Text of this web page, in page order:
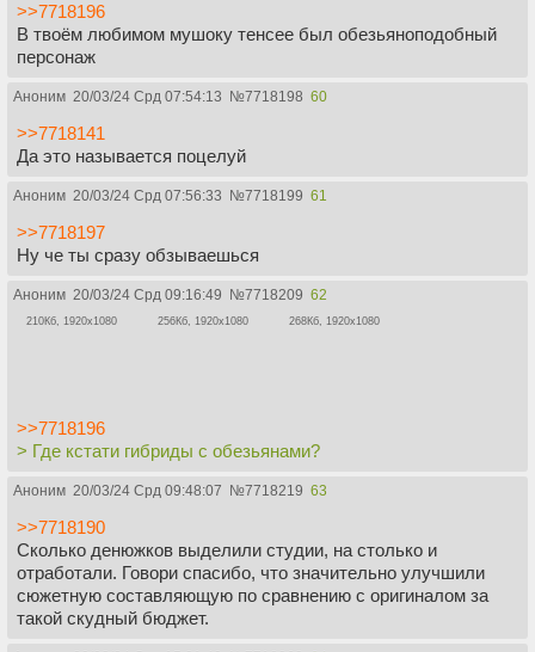
>>7718196
В твоём любимом мушоку тенсее был обезьяноподобный
персонаж
Аноним 20/03/24 Срд 07:54:13 №7718198 60
>>7718141
Да это называется поцелуй
Аноним 20/03/24 Срд 07:56:33 №7718199 61
>>7718197
Ну че ты сразу обзываешься
Аноним 20/03/24 Срд 09:16:49 №7718209 62
210Кб, 1920x1080 256Кб, 1920x1080 268Кб, 1920x1080
>>7718196
> Где кстати гибриды с обезьянами?
Аноним 20/03/24 Срд 09:48:07 №7718219 63
>>7718190
Сколько денюжков выделили студии, на столько и
отработали. Говори спасибо, что значительно улучшили
сюжетную составляющую по сравнению с оригиналом за
такой скудный бюджет.